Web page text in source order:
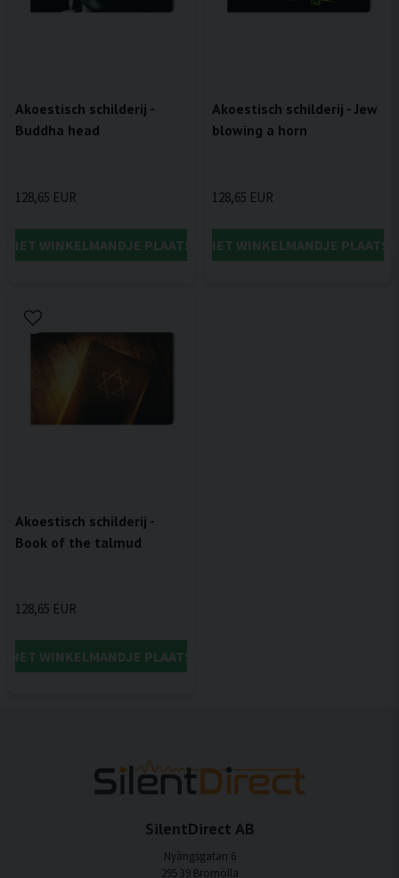
Akoestisch schilderij -
Buddha head
128,65 EUR
HET WINKELMANDJE PLAATSEN
Akoestisch schilderij - Jew
blowing a horn
128,65 EUR
IN HET WINKELMANDJE
Akoestisch schilderij -
Book of the talmud
128,65 EUR
HET WINKELMANDJE PLAATSEN
SilentDirect AB
Nyängsgatan 6
295 39 Bromölla